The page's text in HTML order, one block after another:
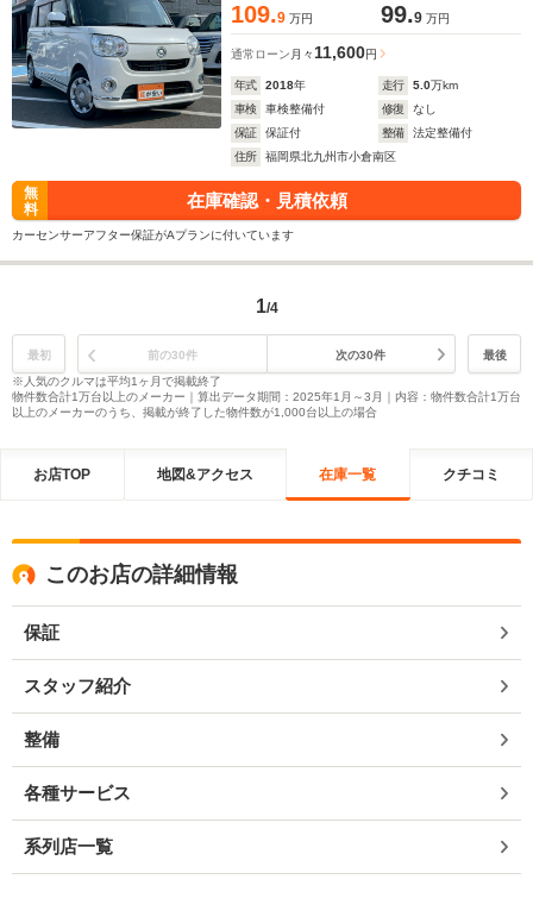
109.9 万円 99.9 万円
通常ローン 月々 11,600円
年式 2018年 走行 5.0万km
車検
車検整備付 修復
なし
保証
保証付 整備
法定整備付
住所
福岡県北九州市小倉南区
無
料
在庫確認・見積依頼
カーセンサーアフター保証がAプランに付いています
1/4
最初 前の30件 次の30件
最後
※人気のクルマは平均1ヶ月で掲載終了
物件数合計1万台以上のメーカー｜算出データ期間：2025年1月～3月｜内容：物件数合計1万台
以上のメーカーのうち、掲載が終了した物件数が1,000台以上の場合
お店TOP 地図&アクセス 在庫一覧 クチコミ
このお店の詳細情報
保証
スタッフ紹介
整備
各種サービス
系列店一覧